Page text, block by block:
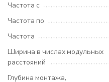
Частота с
Частота по
Частота
Ширина в числах модульных
расстояний
Глубина монтажа,